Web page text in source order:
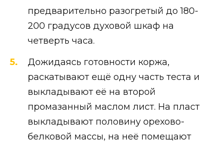
предварительно разогретый до 180-
200 градусов духовой шкаф на
четверть часа.
Дожидаясь готовности коржа,
раскатывают ещё одну часть теста и
выкладывают её на второй
промазанный маслом лист. На пласт
выкладывают половину орехово-
белковой массы, на неё помещают